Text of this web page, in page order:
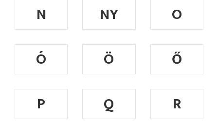
N NY
O
Ó
Ö
Ő
P
Q
R